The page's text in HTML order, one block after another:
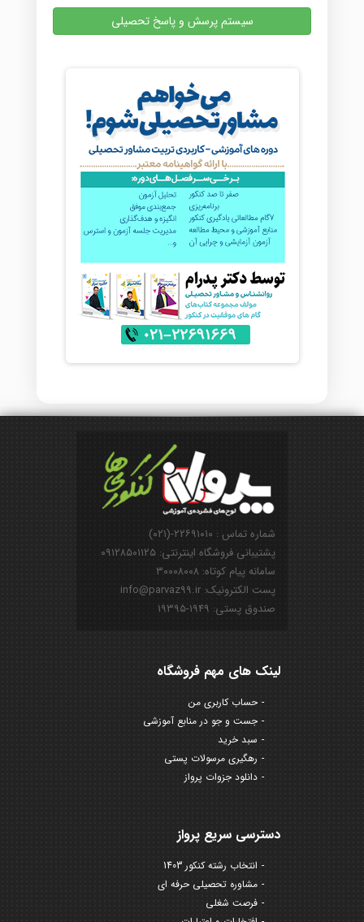
سیستم پرسش و پاسخ تحصیلی
شماره تماس : ۲۲۶۹۱۰۱۰-(۰۲۱)
پشتیبانی فروشگاه اینترنتی: ۰۹۱۲۸۵۰۱۱۲۵
سامانه پیام کوتاه: ۳۰۰۰۸۰۰۸
پست الکترونیک: info@parvaz99.ir
صندوق پستی: ۱۹۴۹-۱۹۳۹۵
لینک های مهم فروشگاه
حساب کاربری من
جست و جو در منابع آموزشی
سبد خرید
رهگیری مرسولات پستی
دانلود جزوات پرواز
دسترسی سریع پرواز
انتخاب رشته کنکور 1403
مشاوره تحصیلی حرفه ای
فرصت شغلی